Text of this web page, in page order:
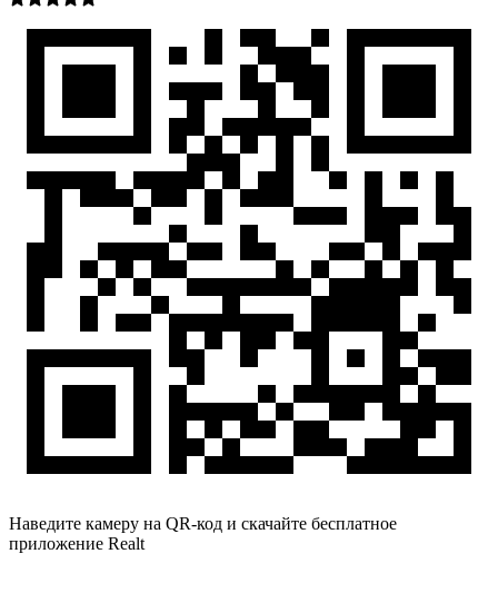
Наведите камеру на QR-код и скачайте бесплатное
приложение Realt